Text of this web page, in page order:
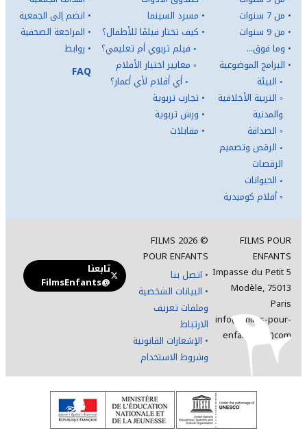
• من 7 سنوات
• من 9 سنوات
• وما فوق...
• البرامج الموضوعية
◦ البيئة
◦ التربية الأخلاقية
والمدنية
◦ الصداقة
◦ الرقص وتصميم
الرقصات
◦ الحيوانات
◦أفلام كوميدية
• مسرد السينما
• كيف تختار فيلمًا للأطفال؟
◦ فيلم تربوي أم تعليمي؟
◦ معايير اختيار الأفلام
◦أي أفلام لأي أعمار؟
• تجارب تربوية
• ورش تربوية
• مقابلات
• انضم إلى الجمعية
• المراجعة الصحفية
• روابط
FAQ
FILMS POUR
ENFANTS
5 Impasse du Petit
Modèle, 75013
Paris
info(at)films-pour-
enfants(dot)com
©
2026
FILMS
POUR ENFANTS
• اتصل بنا
• البيانات الشخصية
وملفات تعريف
الارتباط
• الإشعارات القانونية
وشروط الاستخدام
تابعنا
@FilmsEnfants